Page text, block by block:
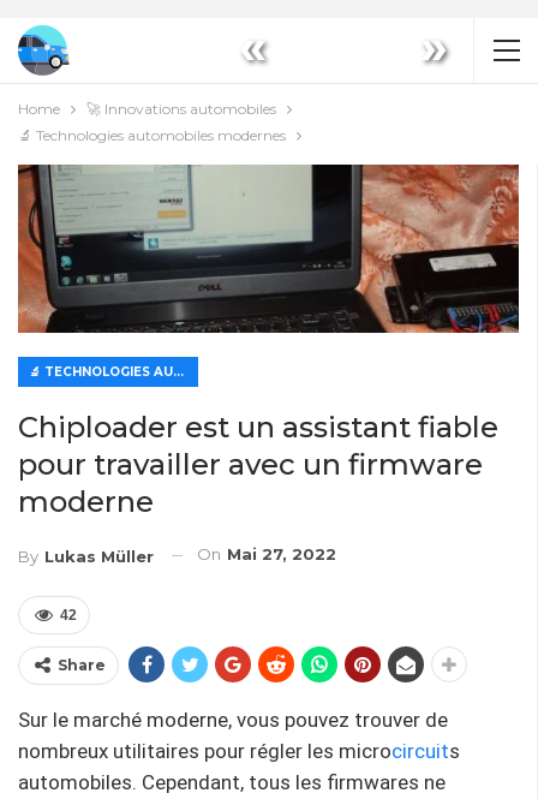
« »
Home
🚀 Innovations automobiles
🔬 Technologies automobiles modernes
🔬 TECHNOLOGIES AUTOMOBILES MODERNES
Chiploader est un assistant fiable
pour travailler avec un firmware
moderne
By Lukas Müller On Mai 27, 2022
42
Share
Sur le marché moderne, vous pouvez trouver de
nombreux utilitaires pour régler les microcircuits
automobiles. Cependant, tous les firmwares ne